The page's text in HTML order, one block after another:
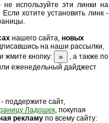
используйте эти линки на
хотите установить линк -
нашего сайта, новых
на наши рассылки,
и жмите кнопку:
, а также по
еженедельный дайджест
- поддержите сайт,
Ладошек, покупая
рекламу по всему сайту: